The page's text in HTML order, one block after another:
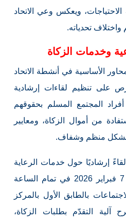
ويعكس وعي الاتحاد
تحدياته.
وخدمات الزكاة
الأساسية في أنشطة الاتحاد
على تنظيم لقاءات إرشادية
المجتمع المسلم بحقوقهم
من أموال الزكاة، ومعايير
بشكل منظم وشفاف.
إرشاديًا حول خدمات الرعاية
الاجتماعية، عُقد يوم السبت 7 فبراير 2026 في تمام الساعة
بالطابق الأول بالمركز
آلية التقدّم بطلبات الزكاة،